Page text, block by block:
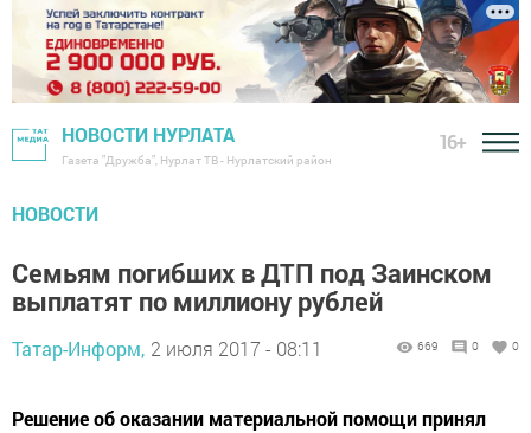
НОВОСТИ НУРЛАТА
Газета "Дружба", Нурлат ТВ - Нурлатский район
16+
НОВОСТИ
Семьям погибших в ДТП под Заинском
выплатят по миллиону рублей
Татар-Информ, 2 июля 2017 - 08:11 669 0 0
Решение об оказании материальной помощи принял